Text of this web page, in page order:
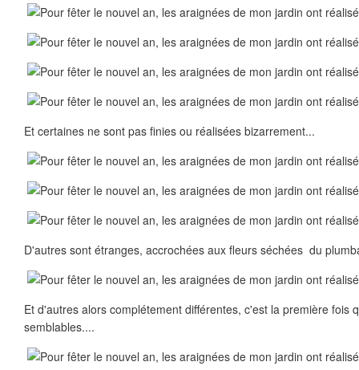
Et certaines ne sont pas finies ou réalisées bizarrement...
D'autres sont étranges, accrochées aux fleurs séchées du p
Et d'autres alors complétement différentes, c'est la première fois
semblables....